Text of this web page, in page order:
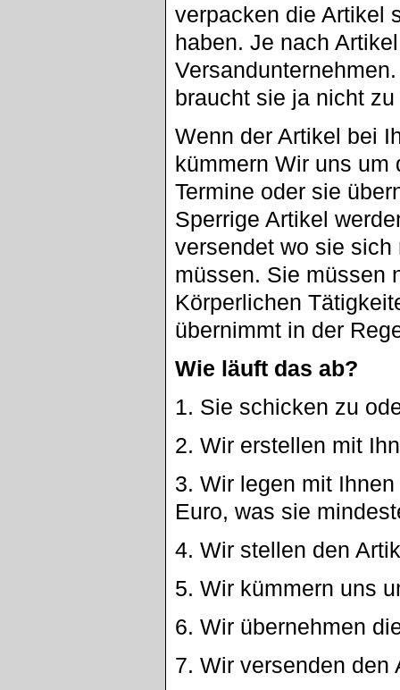
verpacken die Artikel
haben. Je nach
braucht sie ja nicht
Wenn der Artikel bei
kümmern Wir uns um
Termine oder sie
Sperrige Artikel
versendet wo sie
müssen. Sie müssen
Körperlichen
übernimmt in der
Wie läuft das ab?
1. Sie schicken zu
2. Wir erstellen mit
3. Wir legen mit
Euro, was sie
4. Wir stellen den
5. Wir kümmern uns
6. Wir übernehmen
7. Wir versenden den